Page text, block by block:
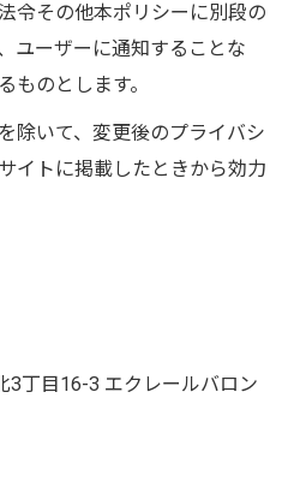
令その他本ポリシーに別段の
ユーザーに通知することな
ものとします。
除いて、変更後のプライバシ
イトに掲載したときから効力
3丁目16-3 エクレールバロン